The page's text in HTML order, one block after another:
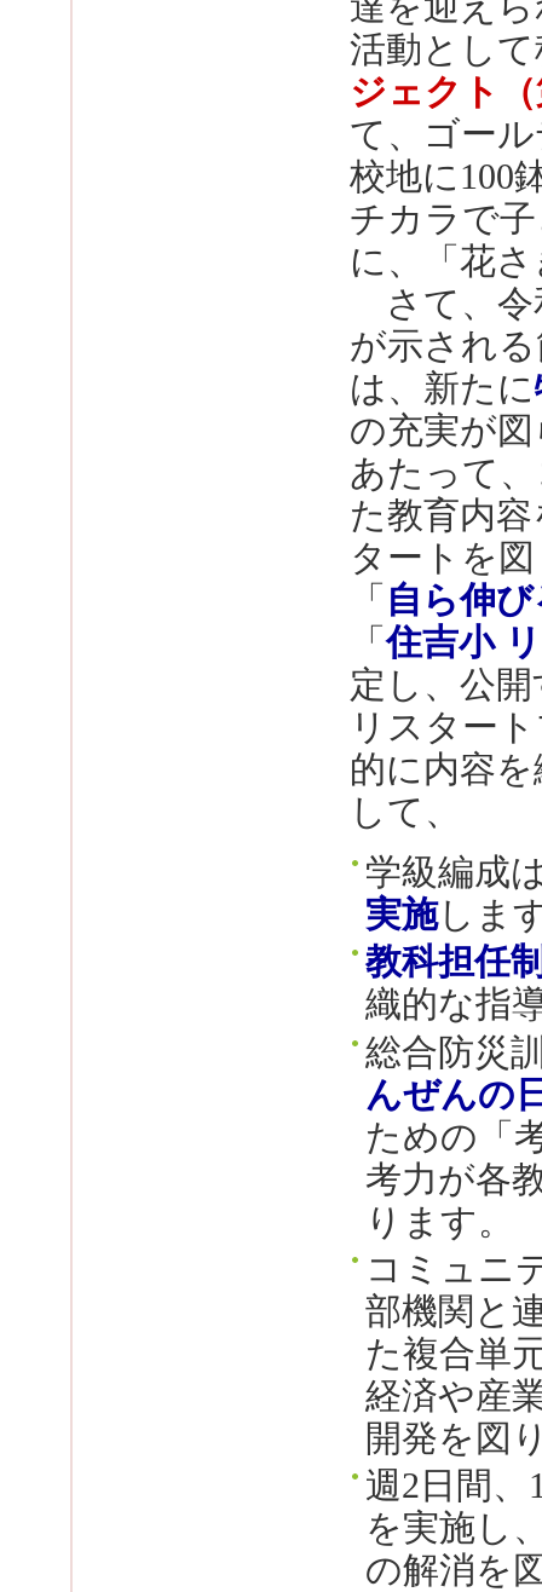
活動とし
ジェクト
て、ゴー
校地に100
チカラで
に、「花
さて、令
が示され
は、新たに
の充実が
あたって
た教育内
タートを
「 自ら伸
「住吉小
定し、公
リスター
的に内容
して、
学級編成
実施しま
教科担任
織的な指
総合防災
んぜんの
ための「
考力が各
ります。
コミュニ
部機関と
た複合単
経済や産
開発を図
週2日間、
を実施し
の解消を